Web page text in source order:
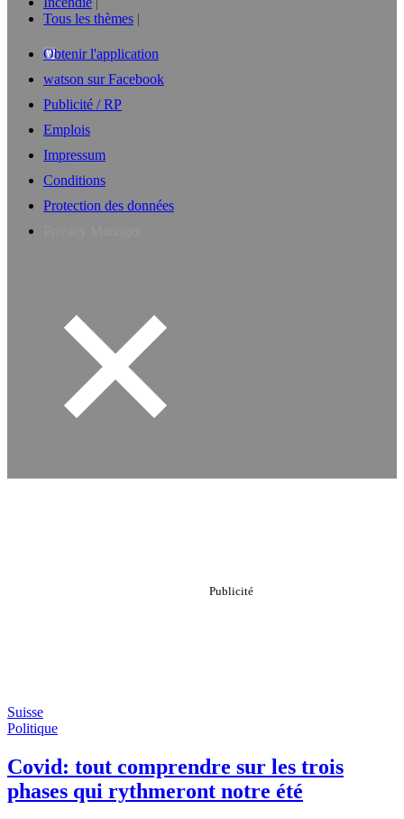
Tous les thèmes
Obtenir l'application
watson sur Facebook
Publicité / RP
Emplois
Impressum
Conditions
Protection des données
Suisse
Politique
Covid: tout comprendre sur les trois
phases qui rythmeront notre été